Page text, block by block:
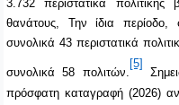
3.732 περιστατικά
θανάτους, Την ίδια
συνολικά 43 περιστατικά
συνολικά 58 πολιτών.
[5]
πρόσφατη καταγραφή (2026)